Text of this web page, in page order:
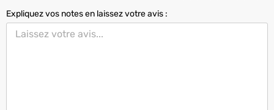
Expliquez vos notes en laissez votre avis :